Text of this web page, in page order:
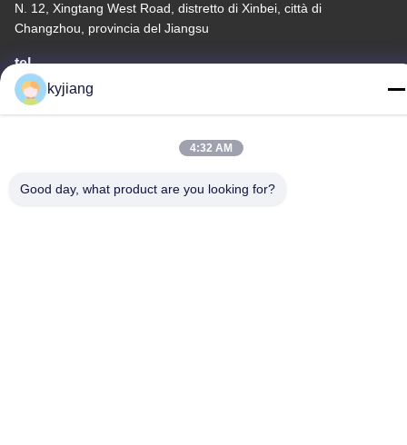
N. 12, Xingtang West Road, distretto di Xinbei, città di
Changzhou, provincia del Jiangsu
tel
86-133-8280-7820
Cina Buona qualità Rivestimento del fiocco dello zinco Fornitore.
kyjiang
4:32 AM
Good day, what product are you looking for?